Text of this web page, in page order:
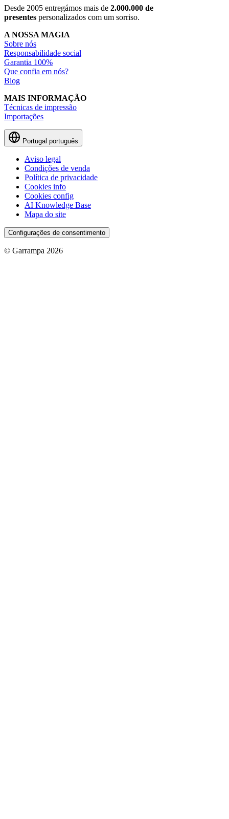
Desde 2005 entregámos mais de 2.000.000 de
presentes personalizados com um sorriso.
A NOSSA MAGIA
Sobre nós
Responsabilidade social
Garantia 100%
Que confia em nós?
Blog
MAIS INFORMAÇÃO
Técnicas de impressão
Importações
Portugal português
Aviso legal
Condições de venda
Política de privacidade
Cookies info
Cookies config
AI Knowledge Base
Mapa do site
Configurações de consentimento
© Garrampa 2026